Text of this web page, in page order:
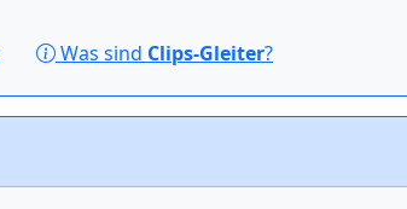
Was sind Clips-Gleiter?